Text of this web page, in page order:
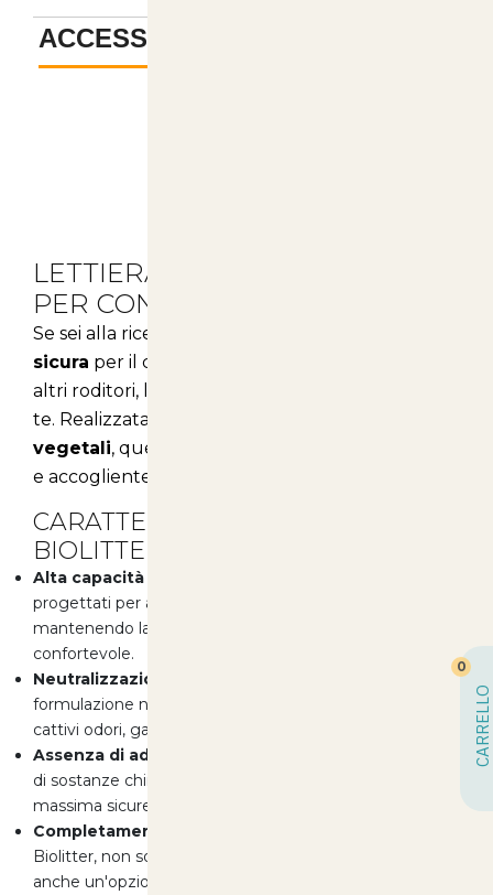
ACCESSORI
LETTIERA BIOLITTER PELLET
PER CONIGLI NANI
Se sei alla ricerca di una soluzione
sicura per il comfort del tuo coniglio nano o di
altri roditori, la lettiera Biolitter è ciò che fa per
te. Realizzata esclusivamente con
vegetali, questa lettiera offre un ambiente sano
e accogliente per i tuoi amici a quattro zampe.
CARATTERISTICHE PRINCIPALI DI
BIOLITTER
Alta capacità assorbente:
progettati per assorbire l'umidità in modo efficace,
mantenendo la zona di sosta del tuo animale asciutta e
confortevole.
Neutralizzazione degli odori:
formulazione naturale, Biolitter è in grado di ridurre i
cattivi odori, garantendo un ambiente fresco e pulito.
Assenza di additivi chimici:
di sostanze chimiche o minerali nocivi, assicurando la
massima sicurezza per gli animali e per gli esseri umani.
Completamente biodegradabile:
Biolitter, non solo scegli un prodotto di alta qualità, ma
anche un'opzione ecologica che si decompone
CARRELLO
0